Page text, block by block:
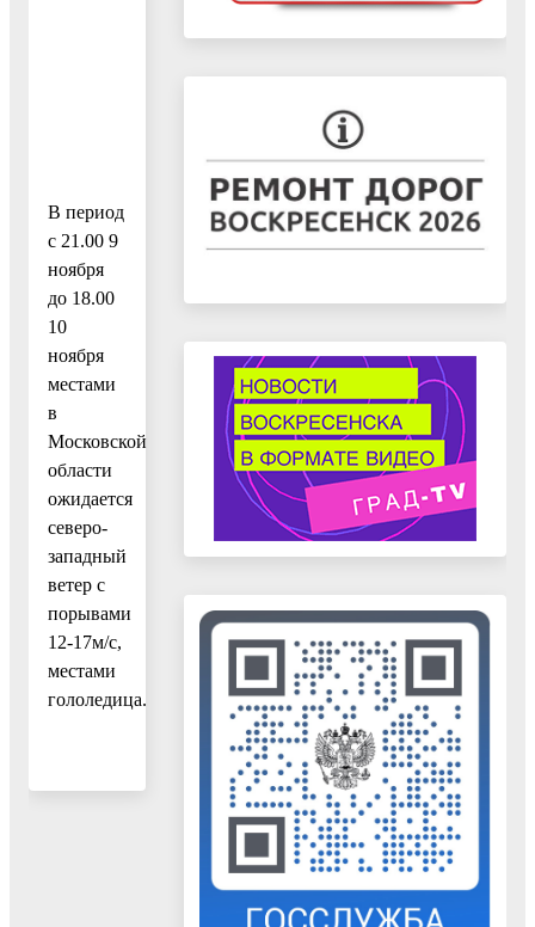
В период
с 21.00 9
ноября
до 18.00
10
ноября
местами
в
Московской
области
ожидается
северо-
западный
ветер с
порывами
12-17м/с,
местами
гололедица.